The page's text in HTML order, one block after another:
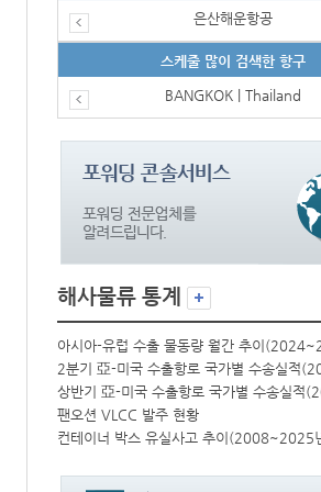
은산해운항공
스케줄 많이 검색한 항구
BANGKOK | Thailand
해사물류 통계
아시아-유럽 수출 물동량 월간 추이
팬오션 VLCC 발주 현황
컨테이너 박스 유실사고 추이(2008~2025